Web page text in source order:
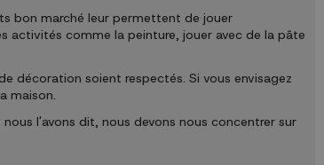
bon marché leur permettent de jouer
activités comme la peinture, jouer avec de la pâte
décoration soient respectés. Si vous envisagez
maison.
l'avons dit, nous devons nous concentrer sur